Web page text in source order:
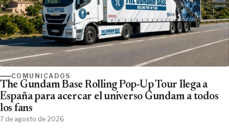
COMUNICADOS
The Gundam Base Rolling Pop-Up Tour llega a
España para acercar el universo Gundam a todos
los fans
7 de agosto de 2026